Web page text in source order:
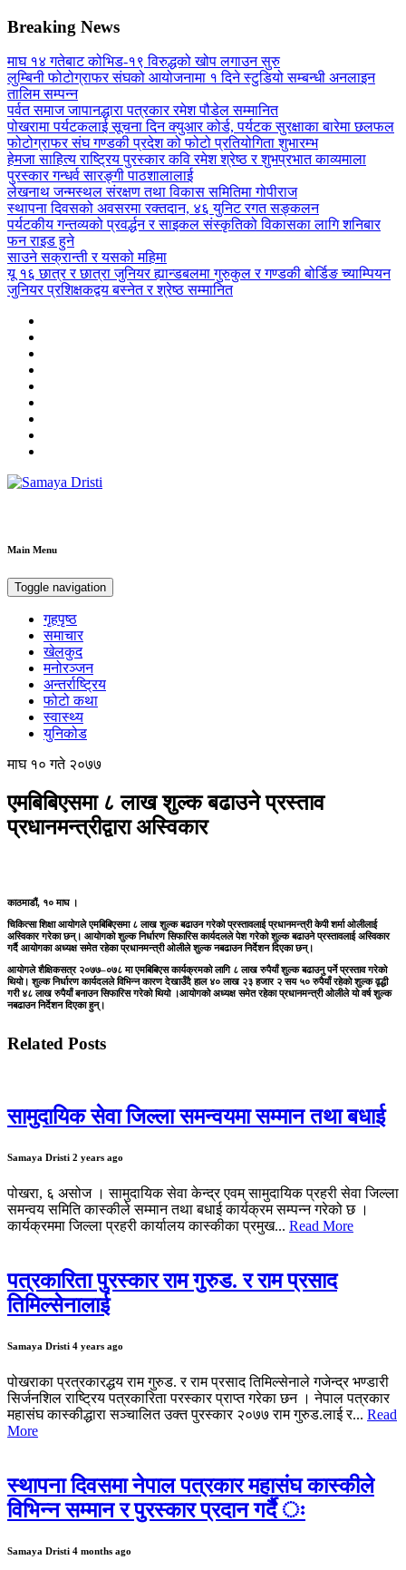
Breaking News
माघ १४ गतेबाट कोभिड-१९ विरुद्धको खोप लगाउन सुरु
लुम्बिनी फोटोग्राफर संघको आयोजनामा १ दिने स्टुडियो सम्बन्धी अनलाइन
तालिम सम्पन्न
पर्वत समाज जापानद्धारा पत्रकार रमेश पौडेल सम्मानित
पोखरामा पर्यटकलाई सूचना दिन क्युआर कोर्ड, पर्यटक सुरक्षाका बारेमा छलफल
फोटोग्राफर संघ गण्डकी प्रदेश को फोटो प्रतियोगिता शुभारम्भ
हेमजा साहित्य राष्ट्रिय पुरस्कार कवि रमेश श्रेष्ठ र शुभप्रभात काव्यमाला
पुरस्कार गन्धर्व सारङ्गी पाठशालालाई
लेखनाथ जन्मस्थल संरक्षण तथा विकास समितिमा गोपीराज
स्थापना दिवसको अवसरमा रक्तदान, ४६ युनिट रगत सङ्कलन
पर्यटकीय गन्तव्यको प्रवर्द्धन र साइकल संस्कृतिको विकासका लागि शनिबार
फन राइड हुने
साउने सक्रान्ती र यसको महिमा
यू १६ छात्र र छात्रा जुनियर ह्यान्डबलमा गुरुकुल र गण्डकी बोर्डिङ च्याम्पियन
जुनियर प्रशिक्षकद्वय बस्नेत र श्रेष्ठ सम्मानित
Main Menu
Toggle navigation
गृहपृष्ठ
समाचार
खेलकुद
मनोरञ्जन
अन्तर्राष्ट्रिय
फोटो कथा
स्वास्थ्य
युनिकोड
माघ १० गते २०७७
एमबिबिएसमा ८ लाख शुल्क बढाउने प्रस्ताव
प्रधानमन्त्रीद्वारा अस्विकार
काठमाडौं, १० माघ ।
चिकित्सा शिक्षा आयोगले एमबिबिएसमा ८ लाख शुल्क बढाउन गरेको प्रस्तावलाई प्रधानमन्त्री केपी शर्मा ओलीलाई
अस्विकार गरेका छन्। आयोगको शुल्क निर्धारण सिफारिस कार्यदलले पेश गरेको शुल्क बढाउने प्रस्तावलाई अस्विकार
गर्दै आयोगका अध्यक्ष समेत रहेका प्रधानमन्त्री ओलीले शुल्क नबढाउन निर्देशन दिएका छन्।
आयोगले शैक्षिकसत्र २०७७–०७८ मा एमबिबिएस कार्यक्रमको लागि ८ लाख रुपैयाँ शुल्क बढाउनु पर्ने प्रस्ताव गरेको
थियो। शुल्क निर्धारण कार्यदलले विभिन्न कारण देखाउँदै हाल ४० लाख २३ हजार २ सय ५० रुपैयाँ रहेको शुल्क वृद्धी
गरी ४८ लाख रुपैयाँ बनाउन सिफारिस गरेको थियो ।आयोगको अध्यक्ष समेत रहेका प्रधानमन्त्री ओलीले यो वर्ष शुल्क
नबढाउन निर्देशन दिएका हुन्।
Related Posts
सामुदायिक सेवा जिल्ला समन्वयमा सम्मान तथा बधाई
Samaya Dristi 2 years ago
पोखरा, ६ असोज । सामुदायिक सेवा केन्द्र एवम् सामुदायिक प्रहरी सेवा जिल्ला
समन्वय समिति कास्कीले सम्मान तथा बधाई कार्यक्रम सम्पन्न गरेको छ ।
कार्यक्रममा जिल्ला प्रहरी कार्यालय कास्कीका प्रमुख... Read More
पत्रकारिता पुरस्कार राम गुरुड. र राम प्रसाद
तिमिल्सेनालाई
Samaya Dristi 4 years ago
पोखराका प्रत्रकारद्धय राम गुरुड. र राम प्रसाद तिमिल्सेनाले गजेन्द्र भण्डारी
सिर्जनशिल राष्ट्रिय पत्रकारिता परस्कार प्राप्त गरेका छन । नेपाल पत्रकार
महासंघ कास्कीद्धारा सञ्चालित उक्त पुरस्कार २०७७ राम गुरुड.लाई र... Read
More
स्थापना दिवसमा नेपाल पत्रकार महासंघ कास्कीले
विभिन्न सम्मान र पुरस्कार प्रदान गर्दैै ः
Samaya Dristi 4 months ago